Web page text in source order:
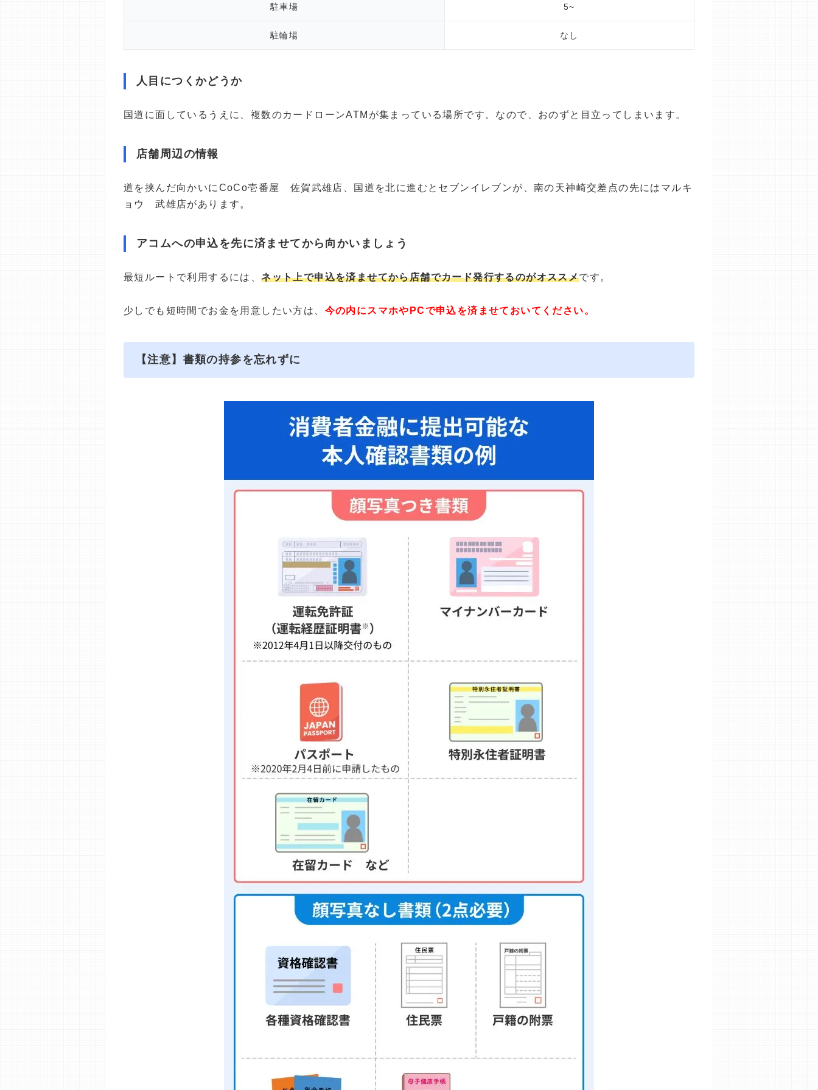
駐車場 5~
駐輪場 なし
人目につくかどうか
国道に面しているうえに、複数のカードローンATMが集まっている場所です。なので、おのずと目立ってしまいます。
店舗周辺の情報
道を挟んだ向かいにCoCo壱番屋 佐賀武雄店、国道を北に進むとセブンイレブンが、南の天神崎交差点の先にはマルキ
ョウ 武雄店があります。
アコムへの申込を先に済ませてから向かいましょう
最短ルートで利用するには、ネット上で申込を済ませてから店舗でカード発行するのがオススメです。
少しでも短時間でお金を用意したい方は、 今の内にスマホやPCで申込を済ませておいてください。
【注意】書類の持参を忘れずに